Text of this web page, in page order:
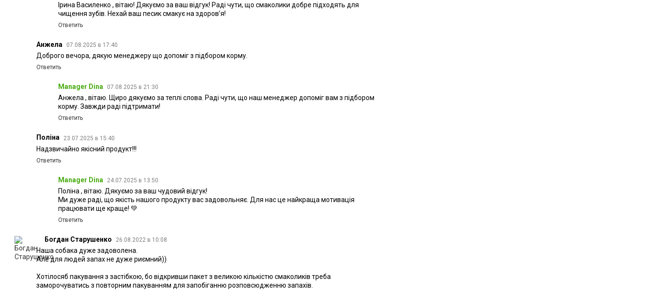
Ірина Василенко , вітаю! Дякуємо за ваш відгук! Раді чути, що смаколики добре підходять для
чищення зубів. Нехай ваш песик смакує на здоров’я!
Ответить
Анжела 07.08.2025 в 17:40
Доброго вечора, дякую менеджеру що допоміг з підбором корму.
Ответить
Manager Dina 07.08.2025 в 21:30
Анжела , вітаю. Щиро дякуємо за теплі слова. Раді чути, що наш менеджер допоміг вам з підбором
корму. Завжди раді підтримати!
Ответить
Поліна 23.07.2025 в 15:40
Надзвичайно якісний продукт!!!
Ответить
Manager Dina 24.07.2025 в 13:50
Поліна , вітаю. Дякуємо за ваш чудовий відгук!
Ми дуже раді, що якість нашого продукту вас задовольняє. Для нас це найкраща мотивація
працювати ще краще! 💚
Ответить
Богдан Старушенко 26.08.2022 в 10:08
Наша собака дуже задоволена.
Але для людей запах не дуже риємний))
Хотілосяб пакування з застібкою, бо відкривши пакет з великою кількістю смаколиків треба
заморочуватись з повторним пакуванням для запобіганню розповсюдженню запахів.